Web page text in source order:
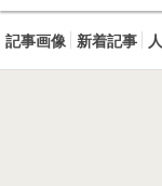
記事画像 新着記事